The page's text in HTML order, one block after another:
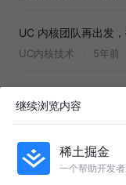
UC 内核团队再出发
UC内核技术 5年前
张风捷特烈
友情链接：
继续浏览内容
稀土掘金
一个帮助开发